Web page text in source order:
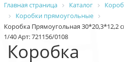
Главная страница Каталог
Коробки прямоугольные
Коробка Прямоугольная 30*20,3*12,2
1/40 Арт: 721156/0108
Коробка